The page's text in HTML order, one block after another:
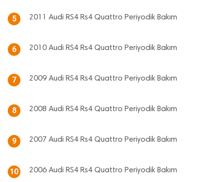
5 2011 Audi RS4 Rs4 Quattro Periyodik Bakım
6 2010 Audi RS4 Rs4 Quattro Periyodik Bakım
7 2009 Audi RS4 Rs4 Quattro Periyodik Bakım
8 2008 Audi RS4 Rs4 Quattro Periyodik Bakım
9 2007 Audi RS4 Rs4 Quattro Periyodik Bakım
10 2006 Audi RS4 Rs4 Quattro Periyodik Bakım